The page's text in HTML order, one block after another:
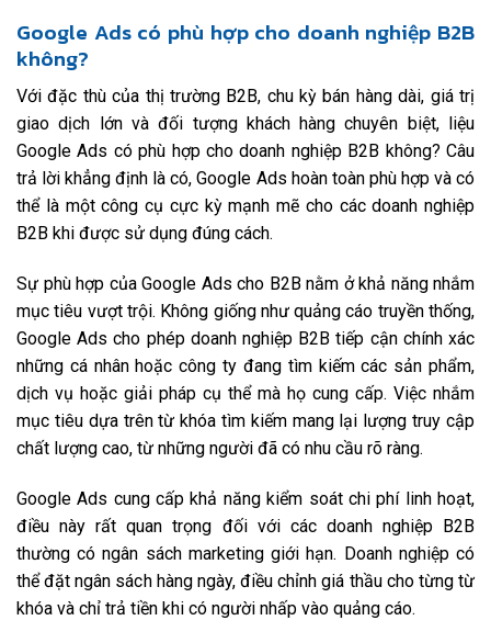
Google Ads có phù hợp cho doanh nghiệp B2B
không?
Với đặc thù của thị trường B2B, chu kỳ bán hàng dài, giá trị
giao dịch lớn và đối tượng khách hàng chuyên biệt, liệu
Google Ads có phù hợp cho doanh nghiệp B2B không? Câu
trả lời khẳng định là có, Google Ads hoàn toàn phù hợp và có
thể là một công cụ cực kỳ mạnh mẽ cho các doanh nghiệp
B2B khi được sử dụng đúng cách.
Sự phù hợp của Google Ads cho B2B nằm ở khả năng nhắm
mục tiêu vượt trội. Không giống như quảng cáo truyền thống,
Google Ads cho phép doanh nghiệp B2B tiếp cận chính xác
những cá nhân hoặc công ty đang tìm kiếm các sản phẩm,
dịch vụ hoặc giải pháp cụ thể mà họ cung cấp. Việc nhắm
mục tiêu dựa trên từ khóa tìm kiếm mang lại lượng truy cập
chất lượng cao, từ những người đã có nhu cầu rõ ràng.
Google Ads cung cấp khả năng kiểm soát chi phí linh hoạt,
điều này rất quan trọng đối với các doanh nghiệp B2B
thường có ngân sách marketing giới hạn. Doanh nghiệp có
thể đặt ngân sách hàng ngày, điều chỉnh giá thầu cho từng từ
khóa và chỉ trả tiền khi có người nhấp vào quảng cáo.